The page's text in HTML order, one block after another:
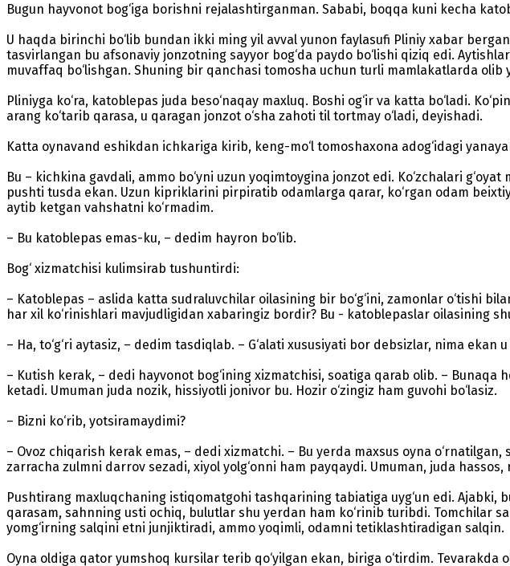
Bugun hayvonot bog‘iga borishni rejalashtirganman. Sababi, boqqa kuni kecha
U haqda birinchi bo‘lib bundan ikki ming yil avval yunon faylasufi Pliniy xabar
tasvirlangan bu afsonaviy jonzotning sayyor bog‘da paydo bo‘lishi qiziq edi.
muvaffaq bo‘lishgan. Shuning bir qanchasi tomosha uchun turli mamlakatlarda olib
Pliniyga ko‘ra, katoblepas juda beso‘naqay maxluq. Boshi og‘ir va katta bo‘ladi.
arang ko‘tarib qarasa, u qaragan jonzot o‘sha zahoti til tortmay o‘ladi, deyishadi.
Katta oynavand eshikdan ichkariga kirib, keng-mo‘l tomoshaxona adog‘idagi
Bu – kichkina gavdali, ammo bo‘yni uzun yoqimtoygina jonzot edi. Ko‘zchalari
pushti tusda ekan. Uzun kipriklarini pirpiratib odamlarga qarar, ko‘rgan odam
aytib ketgan vahshatni ko‘rmadim.
– Bu katoblepas emas-ku, – dedim hayron bo‘lib.
Bog‘ xizmatchisi kulimsirab tushuntirdi:
– Katoblepas – aslida katta sudraluvchilar oilasining bir bo‘g‘ini, zamonlar o‘tishi
har xil ko‘rinishlari mavjudligidan xabaringiz bordir? Bu - katoblepaslar oilasining
– Ha, to‘g‘ri aytasiz, – dedim tasdiqlab. – G‘alati xususiyati bor debsizlar, nima ekan
– Kutish kerak, – dedi hayvonot bog‘ining xizmatchisi, soatiga qarab olib. – Bunaqa
ketadi. Umuman juda nozik, hissiyotli jonivor bu. Hozir o‘zingiz ham guvohi bo‘lasiz.
– Bizni ko‘rib, yotsiramaydimi?
– Ovoz chiqarish kerak emas, – dedi xizmatchi. – Bu yerda maxsus oyna
zarracha zulmni darrov sezadi, xiyol yolg‘onni ham payqaydi. Umuman, juda
Pushtirang maxluqchaning istiqomatgohi tashqarining tabiatiga uyg‘un edi. Ajabki,
qarasam, sahnning usti ochiq, bulutlar shu yerdan ham ko‘rinib turibdi. Tomchilar
yomg‘irning salqini etni junjiktiradi, ammo yoqimli, odamni tetiklashtiradigan salqin.
Oyna oldiga qator yumshoq kursilar terib qo‘yilgan ekan, biriga o‘tirdim.